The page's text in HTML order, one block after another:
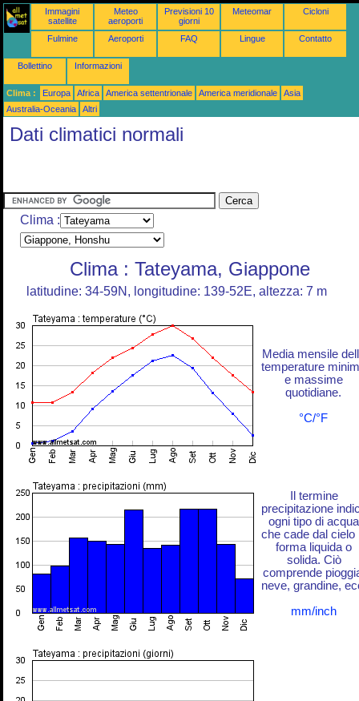
Immagini
satellite
Meteo
aeroporti
Previsioni 10
giorni
Meteomar Cicloni
Fulmine Aeroporti FAQ Lingue Contatto
Bollettino Informazioni
Clima : Europa Africa America settentrionale America meridionale
Asia
Australia-Oceania
Altri
Dati climatici normali
Clima :
Clima : Tateyama, Giappone
latitudine: 34-59N, longitudine: 139-52E, altezza: 7 m
Media mensile
temperature
e massime
quotidiane.
°C/°F
Il termine
precipitazione
ogni tipo di acqua
che cade dal cielo
forma liquida o
solida. Ciò
comprende
neve, grandine,
mm/inch